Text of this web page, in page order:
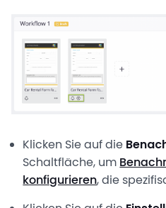
Klicken Sie auf die
Schaltfläche, um
konfigurieren, die